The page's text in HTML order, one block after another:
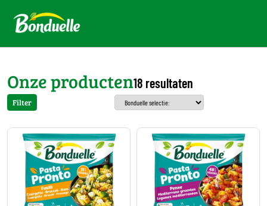
Onze producten18 resultaten
Filter